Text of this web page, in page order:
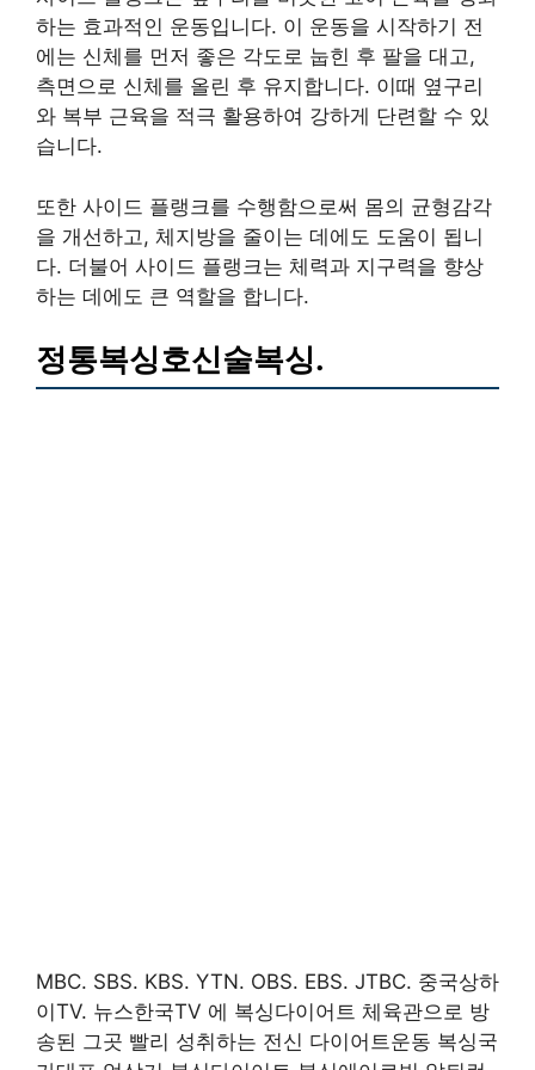
하는 효과적인 운동입니다. 이 운동을 시작하기 전
에는 신체를 먼저 좋은 각도로 눕힌 후 팔을 대고,
측면으로 신체를 올린 후 유지합니다. 이때 옆구리
와 복부 근육을 적극 활용하여 강하게 단련할 수 있
습니다.
또한 사이드 플랭크를 수행함으로써 몸의 균형감각
을 개선하고, 체지방을 줄이는 데에도 도움이 됩니
다. 더불어 사이드 플랭크는 체력과 지구력을 향상
하는 데에도 큰 역할을 합니다.
정통복싱호신술복싱.
MBC. SBS. KBS. YTN. OBS. EBS. JTBC. 중국상하
이TV. 뉴스한국TV 에 복싱다이어트 체육관으로 방
송된 그곳 빨리 성취하는 전신 다이어트운동 복싱국